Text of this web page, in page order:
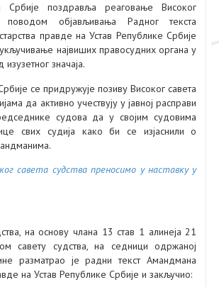
Србије поздравља реаговање Високог
поводом објављивања Радног текста
правде на Устав Републике Србије
највиших правосудних органа у
значаја.
се придружује позиву Високог савета
да активно учествују у јавној расправи
судова да у својим судовима
свих судија како би се изјаснили о
савета судства преносимо у наставку у
на основу члана 13 став 1 алинеја 21
савету судства, на седници одржаној
разматрао је радни текст Амандмана
на Устав Републике Србије и закључио: